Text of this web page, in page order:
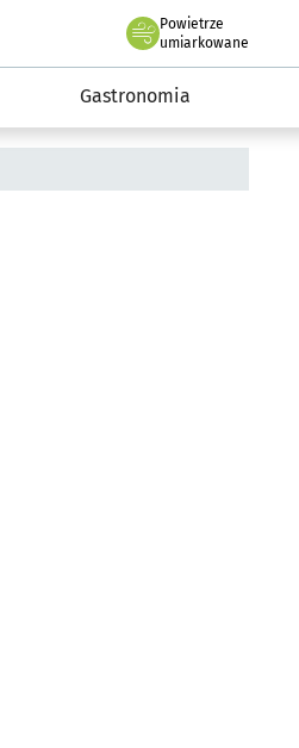
Powietrze
we Wrocławiu
umiarkowane
Gastronomia